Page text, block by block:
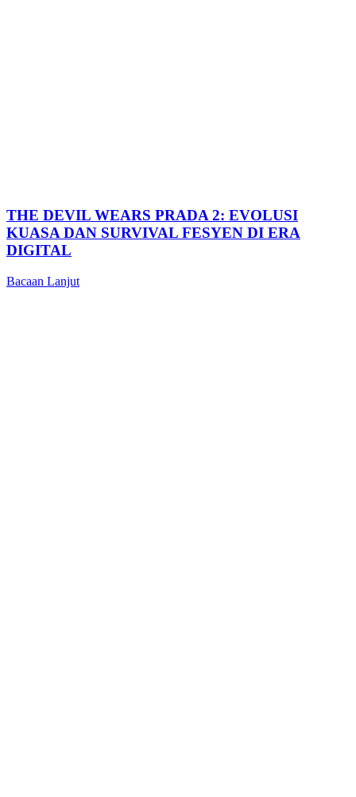
THE DEVIL WEARS PRADA 2: EVOLUSI
KUASA DAN SURVIVAL FESYEN DI ERA
DIGITAL
Bacaan Lanjut